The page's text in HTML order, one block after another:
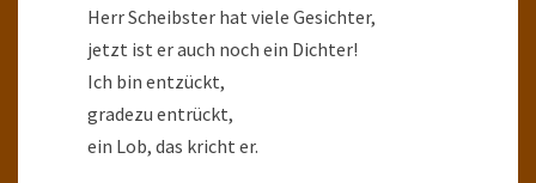
Herr Scheibster hat viele Gesichter,
jetzt ist er auch noch ein Dichter!
Ich bin entzückt,
gradezu entrückt,
ein Lob, das kricht er.